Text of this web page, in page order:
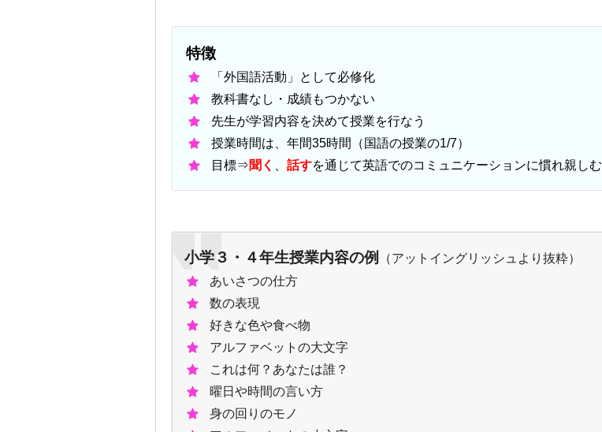
特徴
「外国語活動」として必修化
教科書なし・成績もつかない
先生が学習内容を決めて授業を行なう
授業時間は、年間35時間（国語の授業の1/7）
目標⇒聞く 話すを通じて英語でのコミュニケーションに慣れ親しむ
小学３・４年生授業内容の例
（アットイングリッシュより抜粋）
あいさつの仕方
数の表現
好きな色や食べ物
アルファベットの大文字
これは何？あなたは誰？
曜日や時間の言い方
身の回りのモノ